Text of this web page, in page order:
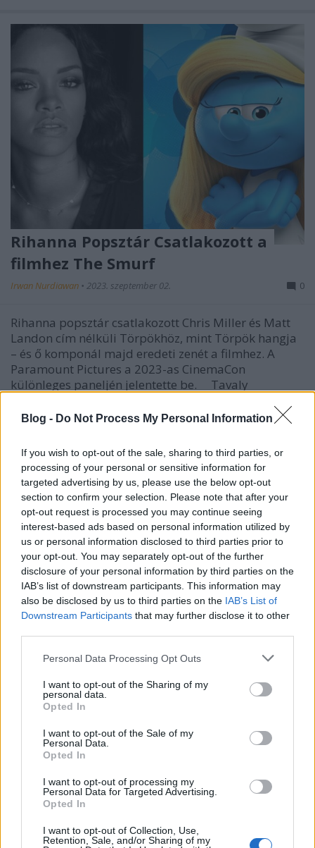
Blog - Do Not Process My Personal Information
If you wish to opt-out of the sale, sharing to third parties, or
processing of your personal or sensitive information for
targeted advertising by us, please use the below opt-out
section to confirm your selection. Please note that after your
opt-out request is processed you may continue seeing
interest-based ads based on personal information utilized by
us or personal information disclosed to third parties prior to
your opt-out. You may separately opt-out of the further
disclosure of your personal information by third parties on the
IAB’s list of downstream participants. This information may
also be disclosed by us to third parties on the IAB’s List of
Downstream Participants that may further disclose it to other
Please note that this website/app uses one or more Google
not limited to your visit or usage behaviour. You may click to
grant or deny consent to Google and its third-party tags to
use your data for below specified purposes in below Google
consent section.
Personal Data Processing Opt Outs
I want to opt-out of the Sharing of my
personal data.
Opted In
I want to opt-out of the Sale of my
Personal Data.
Opted In
I want to opt-out of processing my
Personal Data for Targeted Advertising.
Opted In
I want to opt-out of Collection, Use,
Retention, Sale, and/or Sharing of my
Rihanna Popsztár Csatlakozott a
filmhez The Smurf
Irwan Nurdiawan • 2023. szeptember 02. 0
Rihanna popsztár csatlakozott Chris Miller és Matt
Landon cím nélküli Törpökhöz, mint Törpök hangja
– és ő komponál majd eredeti zenét a filmhez. A
Paramount Pictures a 2023-as CinemaCon
különleges paneljén jelentette be. Tavaly
musical lesz, ami…
Guardians of The Galaxy Vol.3: And
Why You Should Watch It
Irwan Nurdiawan•
Guardians of The Galaxy Vol.3 officially airs in all
theaters on May 3, 2023. This film, starring Chris
Pratt, tells more about the Guardians troop living on
Planet Knowhere. This work by James Gunn will also
answer all questions Marvel and GOTG fans have
about the character's fate and past. For…